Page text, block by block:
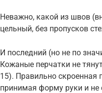
Неважно, какой из швов
цельный, без пропусков
И последний (но не по
Кожаные перчатки не
15). Правильно скроенная
принимая форму руки и не